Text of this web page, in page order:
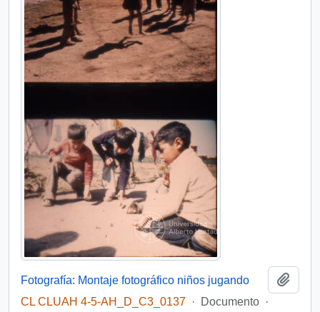
Fotografía: Montaje fotográfico niños jugando
CL CLUAH 4-5-AH_D_C3_0137 · Documento ·